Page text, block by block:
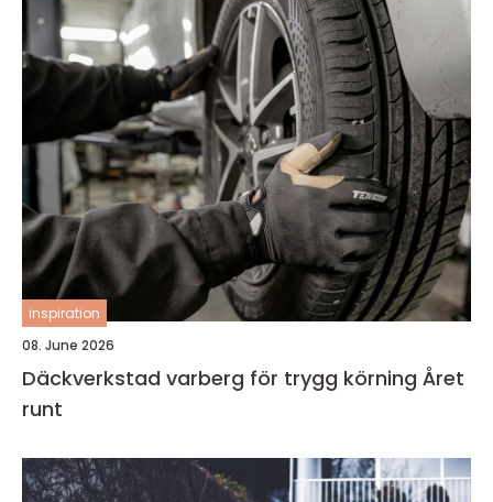
inspiration
08. June 2026
Däckverkstad varberg för trygg körning Året
runt